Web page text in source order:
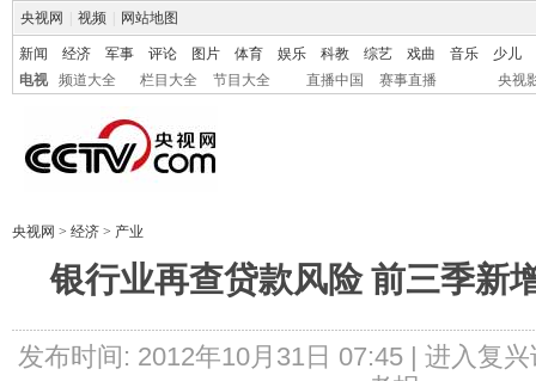
央视网 视频 网站地图
新闻 经济 军事 评论 图片 体育 娱乐 科教 综艺 戏曲 音乐
少儿
电视
频道大全 栏目大全 节目大全 直播中国 赛事直播 央视
央视网 > 经济 > 产业
银行业再查贷款风险 前三季新
发布时间: 2012年10月31日 07:45 | 进入复兴